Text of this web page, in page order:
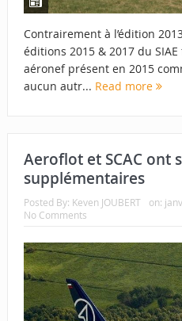
Contrairement à l’édition
éditions 2015 & 2017 du
aéronef présent en 2015
aucun autr... Read more
Aeroflot et SCAC ont
supplémentaires
Posted By: Keven JOUBERT on:
No Comments